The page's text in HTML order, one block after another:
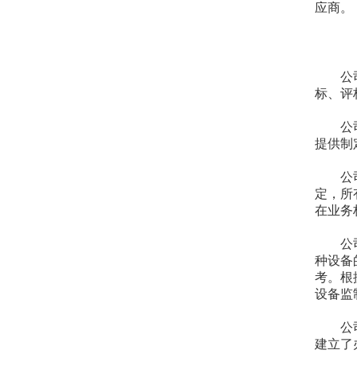
应商。
公
标、评
公
提供制
公
定，所
在业务
公
种设备
考。根
设备监
公
建立了